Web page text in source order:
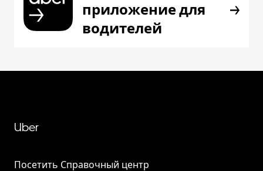
приложение для
водителей
Uber
Посетить Справочный центр